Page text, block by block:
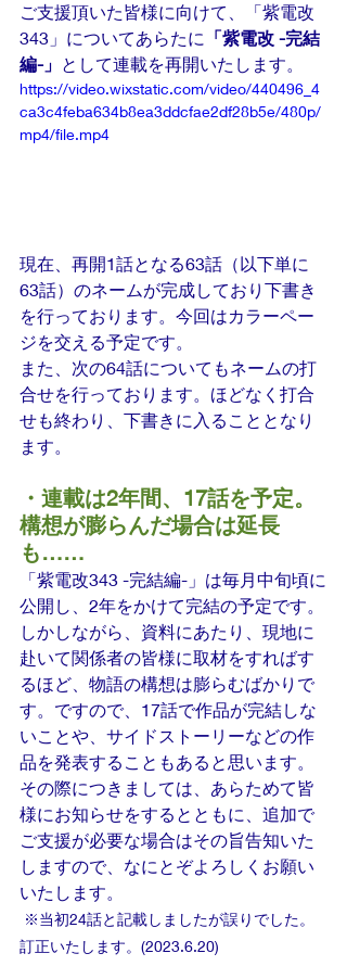
ご支援頂いた皆様に向けて、「紫電改
343」についてあらたに 「紫電改 -完結
編-」 として連載を再開いたします。
https://video.wixstatic.com/video/440496_4
ca3c4feba634b8ea3ddcfae2df28b5e/480p/
mp4/file.mp4
現在、再開1話となる63話（以下単に
63話）のネームが完成しており下書き
を行っております。今回はカラーペー
ジを交える予定です。
また、次の64話についてもネームの打
合せを行っております。ほどなく打合
せも終わり、下書きに入ることとなり
ます。
・連載は2年間、17話を予定。
構想が膨らんだ場合は延長
も……
「紫電改343 -完結編-」は毎月中旬頃に
公開し、2年をかけて完結の予定です。
しかしながら、資料にあたり、現地に
赴いて関係者の皆様に取材をすればす
るほど、物語の構想は膨らむばかりで
す。ですので、17話で作品が完結しな
いことや、サイドストーリーなどの作
品を発表することもあると思います。
その際につきましては、あらためて皆
様にお知らせをするとともに、追加で
ご支援が必要な場合はその旨告知いた
しますので、なにとぞよろしくお願い
いたします。
訂正いたします。(2023.6.20)